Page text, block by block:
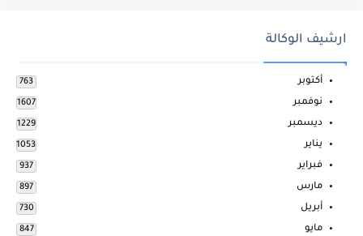
ارشيف الوكالة
أكتوبر 763
نوفمبر 1607
ديسمبر 1229
يناير 1053
فبراير 937
مارس 897
أبريل 730
مايو 847